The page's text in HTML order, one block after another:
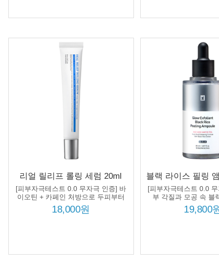
리얼 릴리프 롤링 세럼 20ml
360도 롤러로 두피 진정 쿨링
효과
[피부자극테스트 0.0 무자극 인증] 바
이오틴 + 카페인 처방으로 두피부터
뿌리, 머릿결까지 케어 강화!
18,000원
블랙 라이스 필링
랙헤드 피지 제거
개선 흑미수
[피부자극테스트 0.0
부 각질과 모공 속 블
19,800